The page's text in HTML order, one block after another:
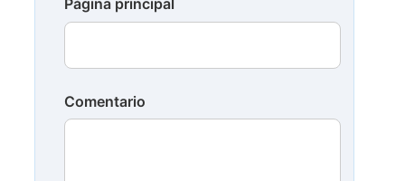
Página principal
Comentario